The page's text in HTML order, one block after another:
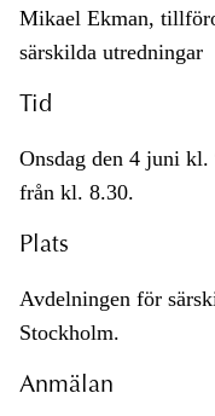
Mikael Ekman,
särskilda utredningar
Tid
Onsdag den 4 juni
från kl. 8.30.
Plats
Avdelningen för
Stockholm.
Anmälan